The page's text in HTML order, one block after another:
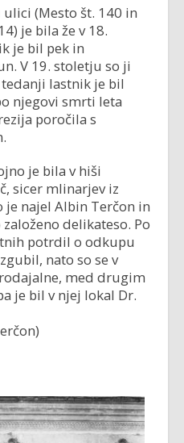
(Mesto št. 140 in
je bila že v 18.
je bil pek in
V 19. stoletju so ji
lastnik je bil
njegovi smrti leta
poročila s
je bila v hiši
sicer mlinarjev iz
je najel Albin Terčon in
delikateso. Po
potrdil o odkupu
nato so se v
med drugim
je bil v njej lokal Dr.